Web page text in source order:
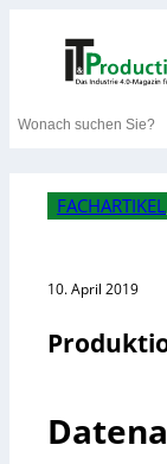
Search
FACHARTIKEL
10. April 2019